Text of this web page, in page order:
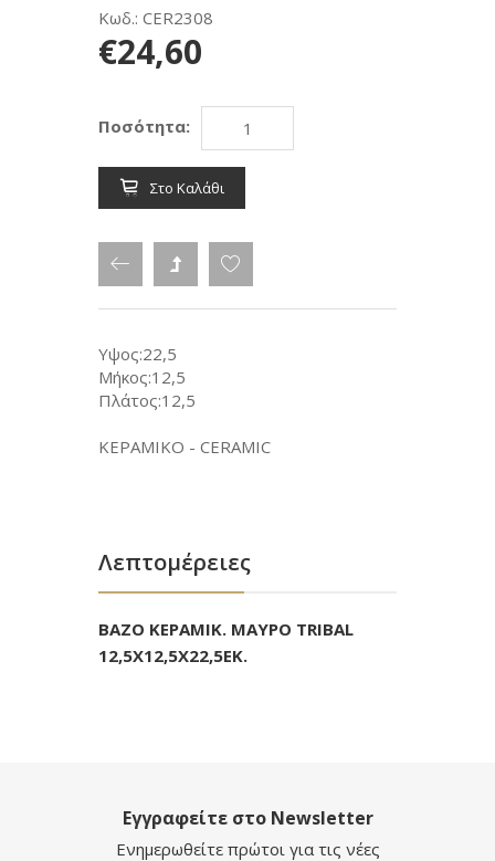
Κωδ.: CER2308
€24,60
Ποσότητα:
Στο Καλάθι
Υψος:22,5
Μήκος:12,5
Πλάτος:12,5
ΚΕΡΑΜΙΚΟ - CERAMIC
Λεπτομέρειες
BAZO ΚΕΡΑΜΙΚ. ΜΑΥΡΟ TRIBAL
12,5Χ12,5Χ22,5ΕΚ.
Εγγραφείτε στο Newsletter
Ενημερωθείτε πρώτοι για τις νέες